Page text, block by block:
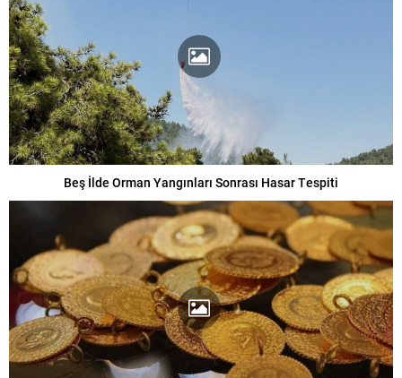
Beş İlde Orman Yangınları Sonrası Hasar Tespiti